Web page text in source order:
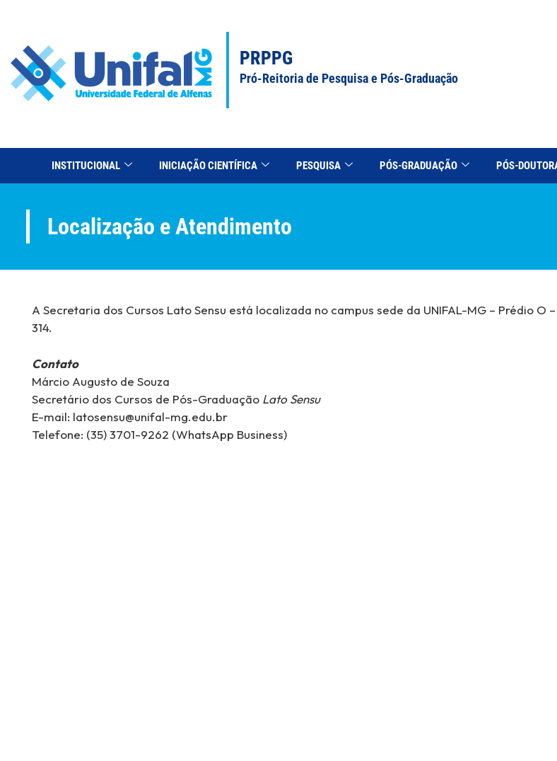
PRPPG
Pró-Reitoria de Pesquisa e Pós-Graduação
INSTITUCIONAL INICIAÇÃO CIENTÍFICA PESQUISA PÓS-GRADUAÇÃO PÓS-
Localização e Atendimento
A Secretaria dos Cursos Lato Sensu está localizada no campus sede da UNIFAL-MG – Prédio O –
314.
Contato
Márcio Augusto de Souza
Secretário dos Cursos de Pós-Graduação Lato Sensu
E-mail: latosensu@unifal-mg.edu.br
Telefone: (35) 3701-9262 (WhatsApp Business)